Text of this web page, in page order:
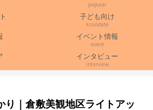
popular
子ども向け
kosodate
イベント情報
event
インタビュー
interview
り｜倉敷美観地区ライトアッ